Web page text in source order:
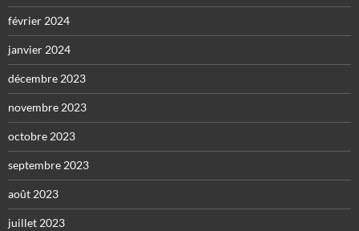
février 2024
janvier 2024
décembre 2023
novembre 2023
octobre 2023
septembre 2023
août 2023
juillet 2023